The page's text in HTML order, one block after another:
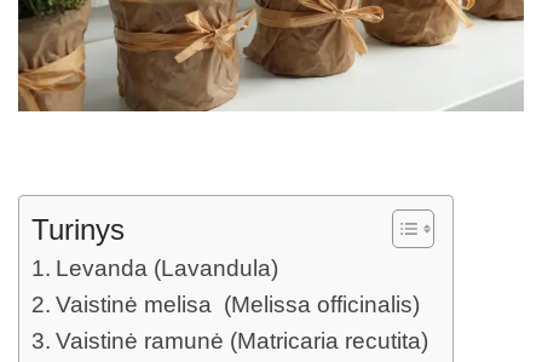
Turinys
Levanda (Lavandula)
Vaistinė melisa (Melissa officinalis)
Vaistinė ramunė (Matricaria recutita)